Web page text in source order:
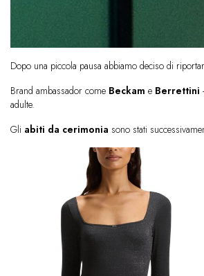
Dopo una piccola pausa abbiamo deciso di
Brand ambassador come Beckam e Berrettini
adulte.
Gli abiti da cerimonia sono stati